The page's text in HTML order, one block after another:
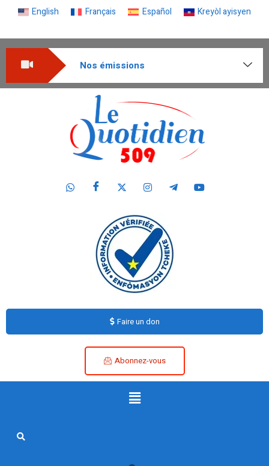
English Français Español Kreyòl ayisyen
Nos émissions
Faire un don
Abonnez-vous